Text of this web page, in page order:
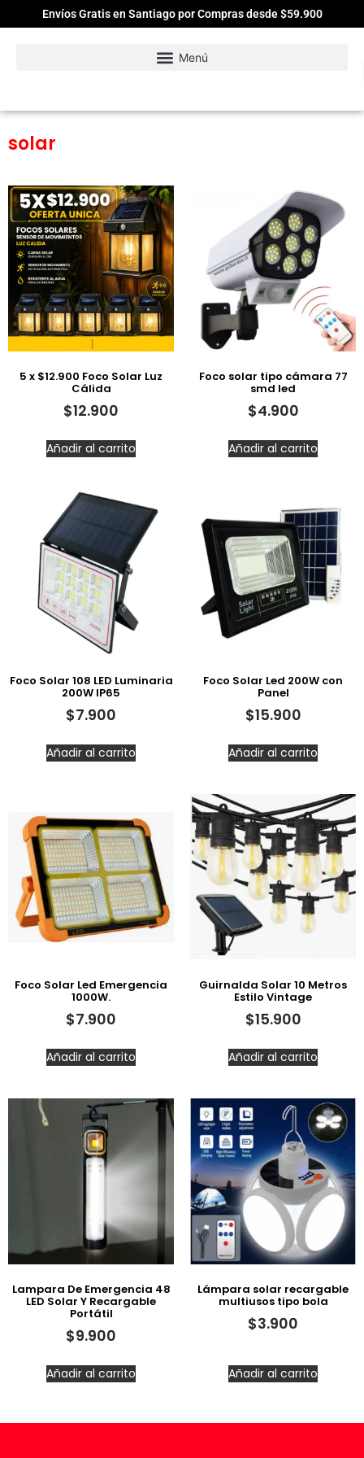
Envíos Gratis en Santiago por Compras desde $59.900
solar
5 x $12.900 Foco Solar Luz
Cálida
$12.900
Añadir al carrito
Foco solar tipo cámara 77
smd led
$4.900
Añadir al carrito
Foco Solar 108 LED Luminaria
200W IP65
$7.900
Añadir al carrito
Foco Solar Led 200W con
Panel
$15.900
Añadir al carrito
Foco Solar Led Emergencia
1000W.
$7.900
Añadir al carrito
Guirnalda Solar 10 Metros
Estilo Vintage
$15.900
Añadir al carrito
Lampara De Emergencia 48
LED Solar Y Recargable
Portátil
$9.900
Añadir al carrito
Lámpara solar recargable
multiusos tipo bola
$3.900
Añadir al carrito